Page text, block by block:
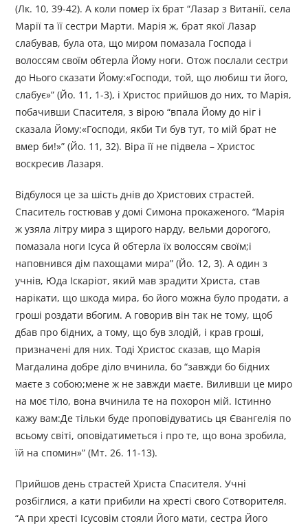
(Лк. 10, 39-42). А коли помер їх брат “Лазар з Витанії, села
Марії та її сестри Марти. Марія ж, брат якої Лазар
слабував, була ота, що миром помазала Господа і
волоссям своїм обтерла Йому ноги. Отож послали сестри
до Нього сказати Йому:«Господи, той, що любиш ти його,
слабує»” (Йо. 11, 1-3), і Христос прийшов до них, то Марія,
побачивши Спасителя, з вірою “впала Йому до ніг і
сказала Йому:«Господи, якби Ти був тут, то мій брат не
вмер би!»” (Йо. 11, 32). Віра її не підвела – Христос
воскресив Лазаря.
Відбулося це за шість днів до Христових страстей.
Спаситель гостював у домі Симона прокаженого. “Марія
ж узяла літру мира з щирого нарду, вельми дорогого,
помазала ноги Ісуса й обтерла їх волоссям своїм;і
наповнився дім пахощами мира” (Йо. 12, 3). А один з
учнів, Юда Іскаріот, який мав зрадити Христа, став
нарікати, що шкода мира, бо його можна було продати, а
гроші роздати вбогим. А говорив він так не тому, щоб
дбав про бідних, а тому, що був злодій, і крав гроші,
призначені для них. Тоді Христос сказав, що Марія
Магдалина добре діло вчинила, бо “завжди бо бідних
маєте з собою;мене ж не завжди маєте. Виливши це миро
на моє тіло, вона вчинила те на похорон мій. Істинно
кажу вам:Де тільки буде проповідуватись ця Євангелія по
всьому світі, оповідатиметься і про те, що вона зробила,
їй на спомин»” (Мт. 26. 11-13).
Прийшов день страстей Христа Спасителя. Учні
розбіглися, а кати прибили на хресті свого Сотворителя.
“А при хресті Ісусовім стояли Його мати, сестра Його